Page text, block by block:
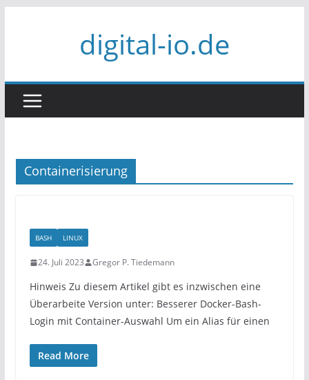
digital-io.de
Containerisierung
BASH LINUX
24. Juli 2023 Gregor P. Tiedemann
Hinweis Zu diesem Artikel gibt es inzwischen eine
Überarbeite Version unter: Besserer Docker-Bash-
Login mit Container-Auswahl Um ein Alias für einen
Read More